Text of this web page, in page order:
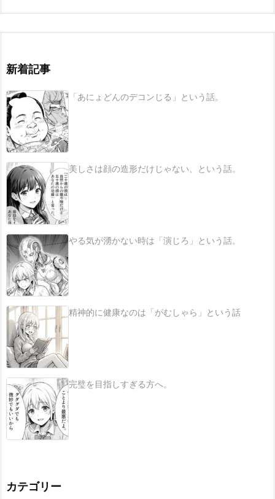
新着記事
「あにょどんのデコンじる」という話。
美しさは顔の造形だけじゃない、という話。
やる気が湧かない時は「演じろ」という話。
精神的に健康なのは「がむしゃら」という話
完璧を目指しすぎる方へ。
カテゴリー